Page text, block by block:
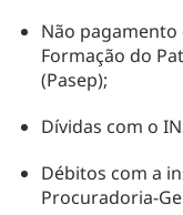
Não
Formação do
(Pasep);
Dívidas com o
Débitos com a
Procuradoria-